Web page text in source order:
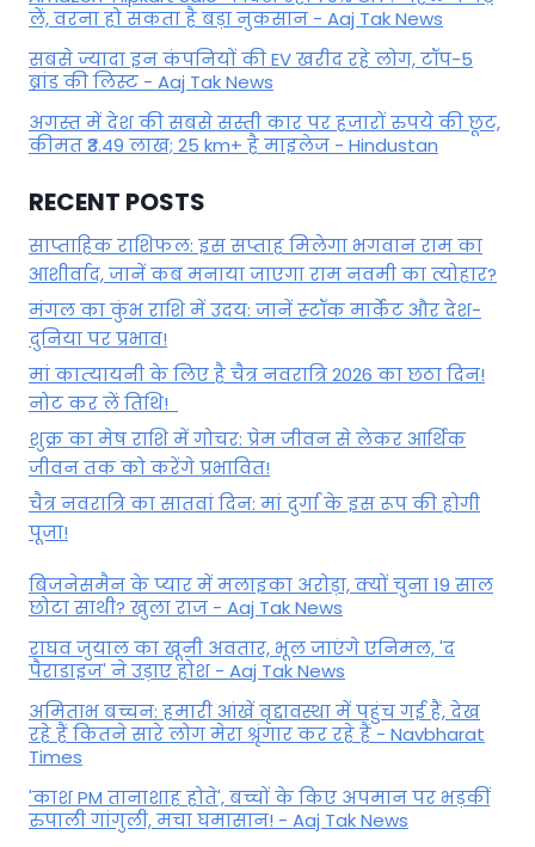
लें, वरना हो सकता है बड़ा नुकसान - Aaj Tak News
सबसे ज्यादा इन कंपनियों की EV खरीद रहे लोग, टॉप-5
ब्रांड की लिस्ट - Aaj Tak News
अगस्त में देश की सबसे सस्ती कार पर हजारों रुपये की छूट,
कीमत ₹3.49 लाख; 25 km+ है माइलेज - Hindustan
RECENT POSTS
साप्ताहिक राशिफल: इस सप्ताह मिलेगा भगवान राम का
आशीर्वाद, जानें कब मनाया जाएगा राम नवमी का त्योहार?
मंगल का कुंभ राशि में उदय: जानें स्‍टॉक मार्केट और देश-
दुनिया पर प्रभाव!
मां कात्‍यायनी के लिए है चैत्र नवरात्रि 2026 का छठा दिन!
नोट कर लें तिथि!
शुक्र का मेष राशि में गोचर: प्रेम जीवन से लेकर आर्थिक
जीवन तक को करेंगे प्रभावित!
चैत्र नवरात्रि का सातवां दिन: मां दुर्गा के इस रूप की होगी
पूजा!
बिजनेसमैन के प्यार में मलाइका अरोड़ा, क्यों चुना 19 साल
छोटा साथी? खुला राज - Aaj Tak News
राघव जुयाल का खूनी अवतार, भूल जाएंगे एनिमल, 'द
पैराडाइज' ने उड़ाए होश - Aaj Tak News
अमिताभ बच्चन: हमारी आंखें वृद्दावस्था में पहुंच गई हैं, देख
रहे हैं कितने सारे लोग मेरा श्रृंगार कर रहे हैं - Navbharat
Times
'काश PM तानाशाह होते', बच्चों के किए अपमान पर भड़कीं
रुपाली गांगुली, मचा घमासान! - Aaj Tak News